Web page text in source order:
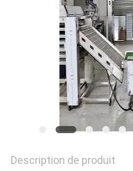
CONTACTER
DEMANDEZ
UN DEVIS
SITE
Description de produit